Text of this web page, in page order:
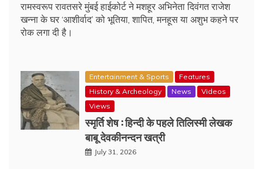
रामस्वरूप रावतसरे मुंबई हाईकोर्ट ने मशहूर अभिनेता दिवंगत राजेश
खन्ना के घर ‘आशीर्वाद’ को भूतिया, शापित, मनहूस या अशुभ कहने पर
रोक लगा दी है।
Entertainment & Sports
Features
History & Archeology
News
Videos
Views
स्मृर्ति शेष : हिन्दी के पहले तिलिस्मी लेखक
बाबू देवकीनन्दन खत्री
July 31, 2026